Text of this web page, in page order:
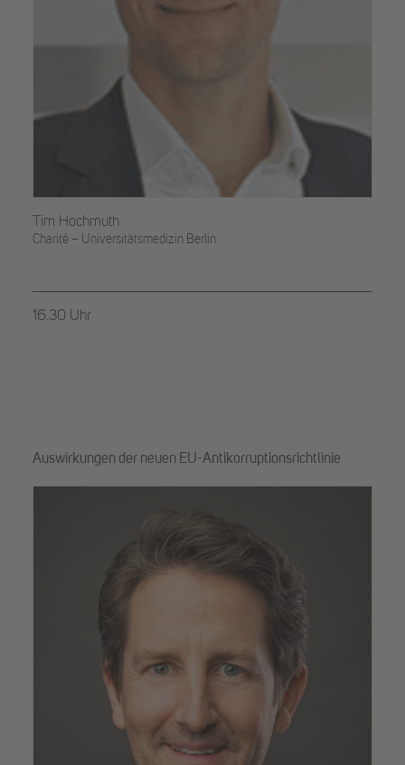
Tim Hochmuth
Charité – Universitätsmedizin Berlin
16.30 Uhr
Auswirkungen der neuen EU-Antikorruptionsrichtlinie